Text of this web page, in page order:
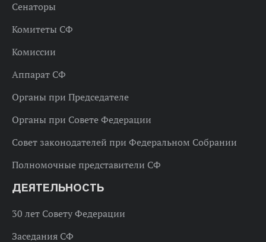
Сенаторы
Комитеты СФ
Комиссии
Аппарат СФ
Органы при Председателе
Органы при Совете Федерации
Совет законодателей при Федеральном Собрании
Полномочные представители СФ
ДЕЯТЕЛЬНОСТЬ
30 лет Совету Федерации
Заседания СФ